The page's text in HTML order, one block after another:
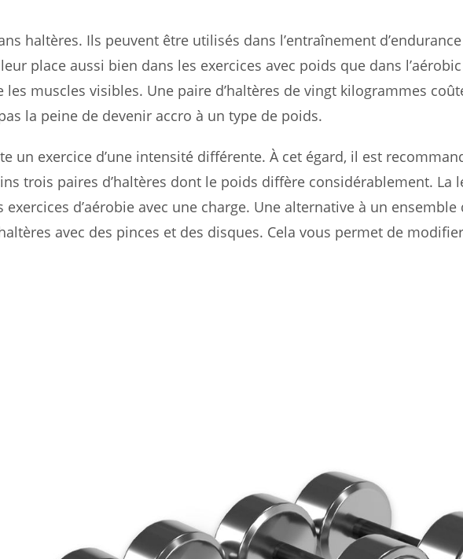
haltères. Ils peuvent être utilisés dans l’entraînement
place aussi bien dans les exercices avec poids que dans
muscles visibles. Une paire d’haltères de vingt kilogrammes
la peine de devenir accro à un type de poids.
un exercice d’une intensité différente. À cet égard, il est
trois paires d’haltères dont le poids diffère considérablement. La
d’aérobie avec une charge. Une alternative à un ensemble
avec des pinces et des disques. Cela vous permet de modifier